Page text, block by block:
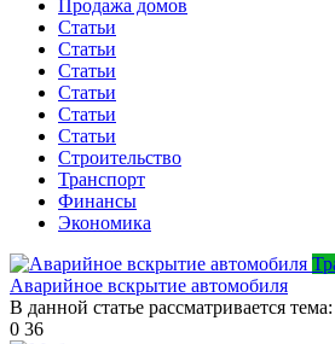
Продажа домов
Статьи
Статьи
Статьи
Статьи
Статьи
Статьи
Строительство
Транспорт
Финансы
Экономика
Аварийное вскрытие автомобиля
В данной статье рассматривается
0 36